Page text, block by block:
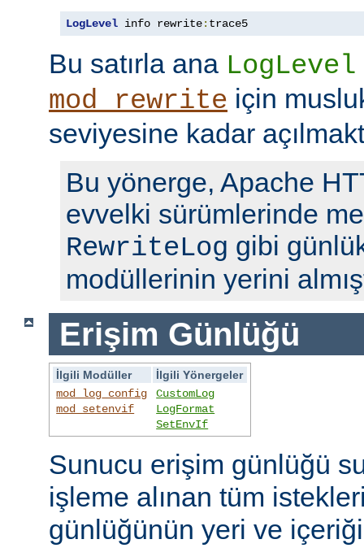
LogLevel info rewrite: trace5
Bu satırla ana LogLevel
mod_rewrite için
seviyesine kadar
Bu yönerge, Apache
evvelki sürümlerinde
RewriteLog gibi
modüllerinin yerini
Erişim Günlüğü
İlgili Modüller
İlgili Yönergeler
mod_log_config
mod_setenvif
CustomLog
LogFormat
SetEnvIf
Sunucu erişim günlüğü
işleme alınan tüm
günlüğünün yeri ve